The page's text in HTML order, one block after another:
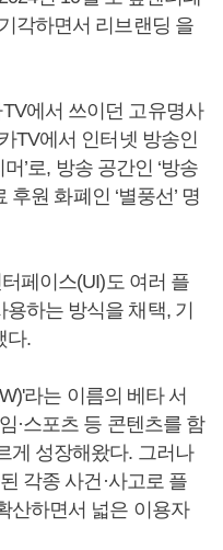
각하면서 리브랜딩 을
에서 쓰이던 고유명사
TV에서 인터넷 방송인
’로, 방송 공간인 ‘방송
후원 화폐인 ‘별풍선’ 명
페이스(UI)도 여러 플
하는 방식을 채택, 기
다.
라는 이름의 베타 서
·스포츠 등 콘텐츠를 함
게 성장해왔다. 그러나
각종 사건·사고로 플
산하면서 넓은 이용자